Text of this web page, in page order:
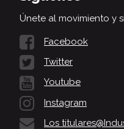
Únete al movimiento y
Facebook
Twitter
Youtube
Instagram
Los